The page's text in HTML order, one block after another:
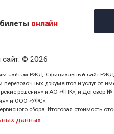
билеты онлайн
© 2026
сайтом РЖД. Официальный сайт РЖД
документов и услуг от
решения» и АО «ФПК», и Договор №
и ООО «УФС».
сбора. Итоговая стоимость
данных